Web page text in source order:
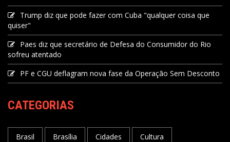
Trump diz que pode fazer com Cuba "qualquer coisa que
quiser"
Paes diz que secretário de Defesa do Consumidor do Rio
sofreu atentado
PF e CGU deflagram nova fase da Operação Sem Desconto
CATEGORIAS
Brasil Brasília Cidades Cultura